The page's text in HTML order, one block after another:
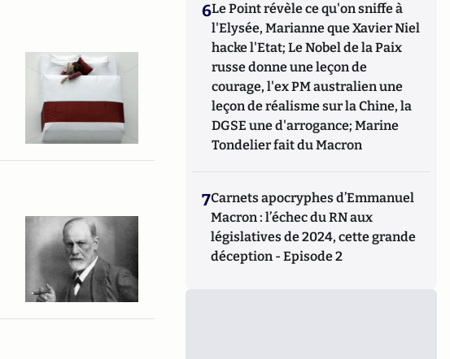
6Le Point révèle ce qu'on sniffe à
l'Elysée, Marianne que Xavier Niel
hacke l'Etat; Le Nobel de la Paix
russe donne une leçon de
courage, l'ex PM australien une
leçon de réalisme sur la Chine, la
DGSE une d'arrogance; Marine
Tondelier fait du Macron
7Carnets apocryphes d’Emmanuel
Macron : l’échec du RN aux
législatives de 2024, cette grande
déception - Episode 2